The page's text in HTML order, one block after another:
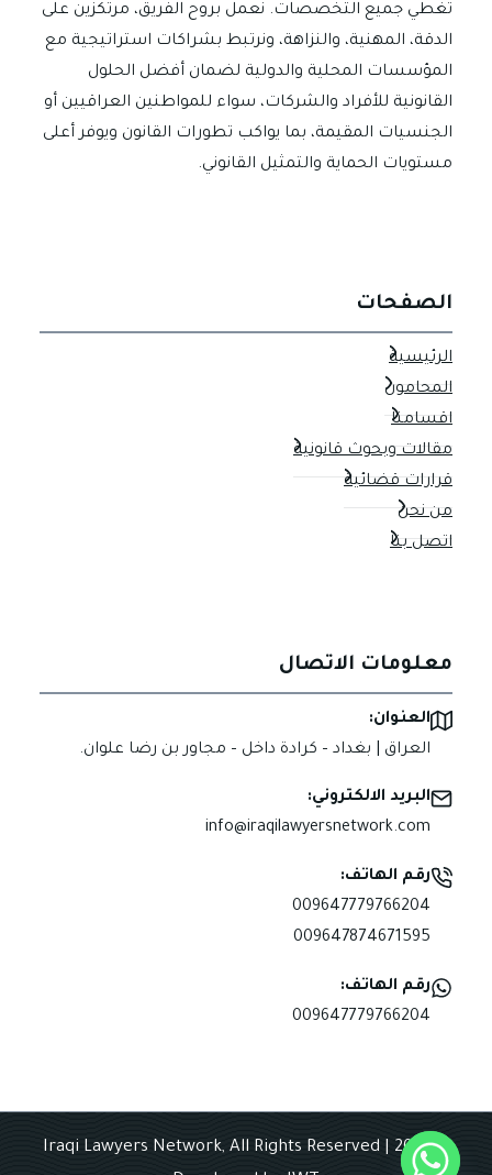
تغطي جميع التخصصات. نعمل بروح الفريق، مرتكزين على
الدقة، المهنية، والنزاهة، ونرتبط بشراكات استراتيجية مع
المؤسسات المحلية والدولية لضمان أفضل الحلول
القانونية للأفراد والشركات، سواء للمواطنين العراقيين أو
الجنسيات المقيمة، بما يواكب تطورات القانون ويوفر أعلى
مستويات الحماية والتمثيل القانوني.
الصفحات
الرئيسية
المحامون
اقسامنا
مقالات وبحوث قانونية
قرارات قضائية
من نحن
اتصل بنا
معلومات الاتصال
العنوان:
العراق | بغداد – كرادة داخل – مجاور بن رضا علوان.
البريد الالكتروني:
info@iraqilawyersnetwork.com
رقم الهاتف:
009647779766204
009647874671595
رقم الهاتف:
009647779766204
© 2025 Iraqi Lawyers Network, All Rights Reserved |